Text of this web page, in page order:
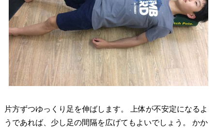
片方ずつゆっくり足を伸ばします。 上体が不安定になるよ
うであれば、少し足の間隔を広げてもよいでしょう。 かか